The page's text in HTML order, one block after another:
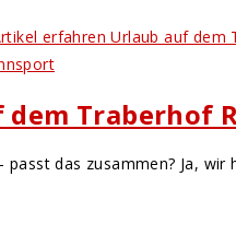
dem Traberhof
passt das zusammen? Ja,